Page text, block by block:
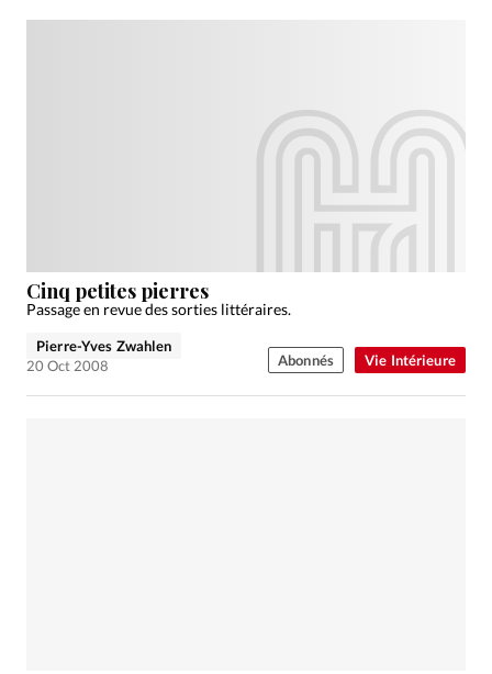
Vie Intérieure
Cinq petites pierres
Passage en revue des sorties littéraires.
Pierre-Yves Zwahlen
20 Oct 2008
Abonnés